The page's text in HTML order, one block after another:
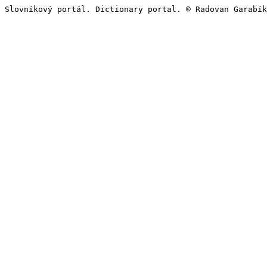
Slovníkový portál. Dictionary portal. © Radovan Garabík